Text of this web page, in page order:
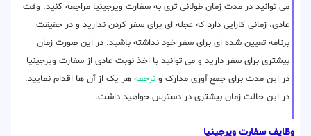
می توانید در مدت زمان طولانی تری به سفارت ویرجینیا مراجعه کنید. وقت
عادی، زمانی کارایی دارد که عجله ای برای سفر کردن ندارید و در حقیقت
برنامه تعیین شده ای برای سفر خود نداشته باشید. در این صورت زمان
بیشتری برای سفر دارید و می توانید با اخذ نوبت عادی از سفارت ویرجینیا
در این مدت برای جمع آوری مدارک و ترجمه هر یک از آن ها اقدام نمایید.
در این حالت زمان بیشتری در دسترس خواهید داشت.
وظایف سفارت ویرجینیا